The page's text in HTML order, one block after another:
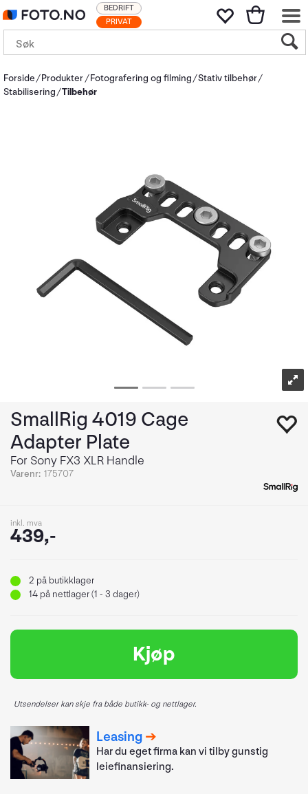
PRIVAT
BEDRIFT
Forside Produkter Fotografering og filming Stativ tilbehør
Stabilisering
Tilbehør
SmallRig 4019 Cage
Adapter Plate
For Sony FX3 XLR Handle
Varenr: 175707
inkl. mva
439,-
2 på butikklager
14 på nettlager (1 - 3 dager)
Kjøp
Utsendelser kan skje fra både butikk- og nettlager.
Leasing
Har du eget firma kan vi tilby gunstig
leiefinansiering.